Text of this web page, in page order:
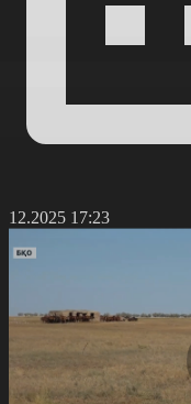
17:23